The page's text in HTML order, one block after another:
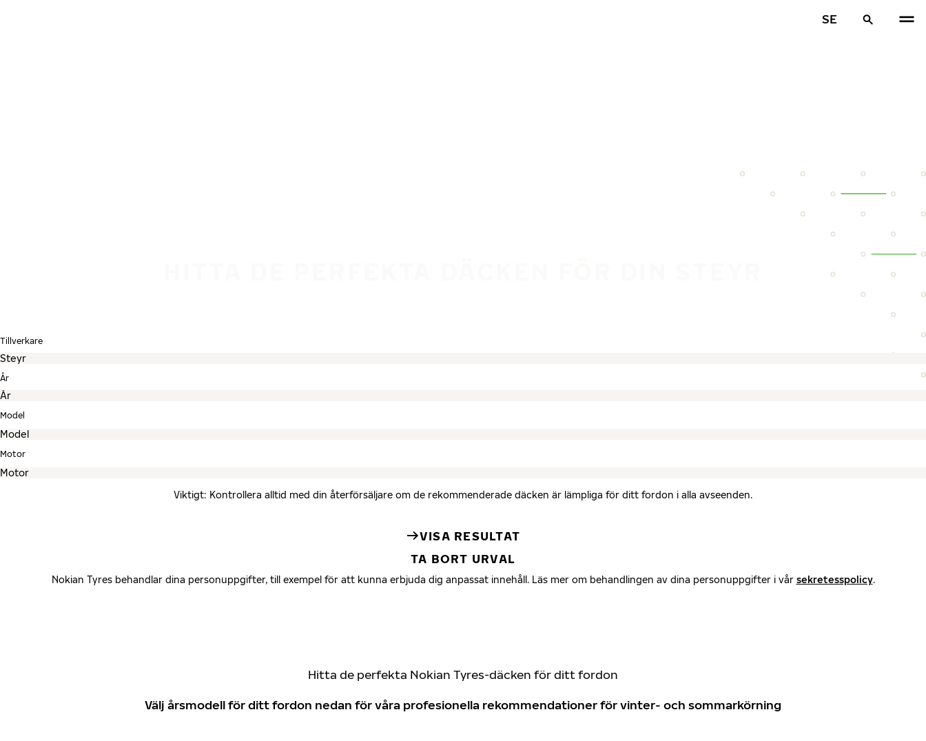
SE
Tillverkare
År
Model
Motor
Viktigt: Kontrollera alltid med din återförsäljare om de rekommenderade däcken är lämpliga för ditt fordon i alla avseenden.
VISA RESULTAT
TA BORT URVAL
Nokian Tyres behandlar dina personuppgifter, till exempel för att kunna erbjuda dig anpassat innehåll. Läs mer om behandlingen av dina personuppgifter i vår sekretesspolicy.
Hitta de perfekta Nokian Tyres-däcken för ditt fordon
Välj årsmodell för ditt fordon nedan för våra profesionella rekommendationer för vinter- och sommarkörning